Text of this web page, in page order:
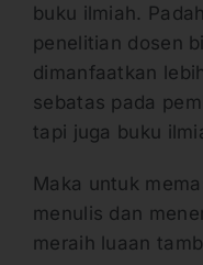
buku ilmiah.
penelitian dosen
dimanfaatkan
sebatas pada
tapi juga buku
Maka untuk
menulis dan
meraih luaan